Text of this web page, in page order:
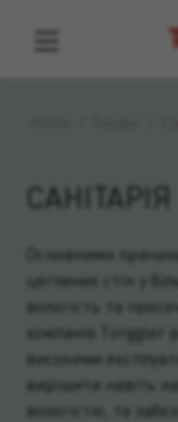
САНІТАРІЯ
Основними
цегляних стін у
вологість та
компанія Torggler
високими
вирішити навіть
вологістю, та